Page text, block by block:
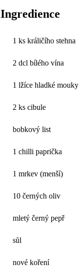
Ingredience
1 ks králičího stehna
2 dcl bílého vína
1 lžíce hladké mouky
2 ks cibule
bobkový list
1 chilli paprička
1 mrkev (menší)
10 černých oliv
mletý černý pepř
sůl
nové koření